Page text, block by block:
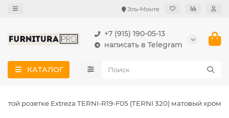
Эль-Монте
+7 (915) 190-05-13
написать в Telegram
КАТАЛОГ
розетке Extreza TERNI-R19-F05 (TERNI 320) матовый хром